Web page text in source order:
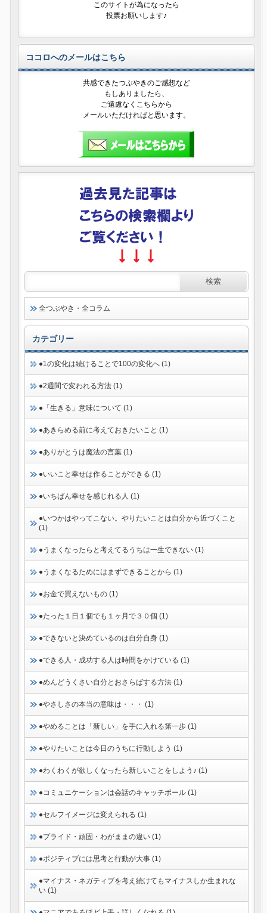
このサイトが為になったら
投票お願いします♪
ココロへのメールはこちら
共感できたつぶやきのご感想など
もしありましたら、
ご遠慮なくこちらから
メールいただければと思います。
全つぶやき・全コラム
カテゴリー
●1の変化は続けることで100の変化へ (1)
●2週間で変われる方法 (1)
●「生きる」意味について (1)
●あきらめる前に考えておきたいこと (1)
●ありがとうは魔法の言葉 (1)
●いいこと幸せは作ることができる (1)
●いちばん幸せを感じれる人 (1)
●いつかはやってこない。やりたいことは自分から近づくこと
(1)
●うまくなったらと考えてるうちは一生できない (1)
●うまくなるためにはまずできることから (1)
●お金で買えないもの (1)
●たった１日１個でも１ヶ月で３０個 (1)
●できないと決めているのは自分自身 (1)
●できる人・成功する人は時間をかけている (1)
●めんどうくさい自分とおさらばする方法 (1)
●やさしさの本当の意味は・・・ (1)
●やめることは「新しい」を手に入れる第一歩 (1)
●やりたいことは今日のうちに行動しよう (1)
●わくわくが欲しくなったら新しいことをしよう♪ (1)
●コミュニケーションは会話のキャッチボール (1)
●セルフイメージは変えられる (1)
●プライド・頑固・わがままの違い (1)
●ポジティブには思考と行動が大事 (1)
●マイナス・ネガティブを考え続けてもマイナスしか生まれな
い (1)